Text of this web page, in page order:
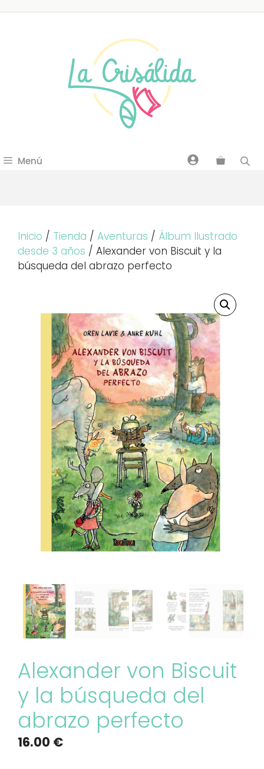
Menú
Inicio / Tienda / Aventuras / Álbum Ilustrado
desde 3 años / Alexander von Biscuit y la
búsqueda del abrazo perfecto
Alexander von Biscuit
y la búsqueda del
abrazo perfecto
16.00 €